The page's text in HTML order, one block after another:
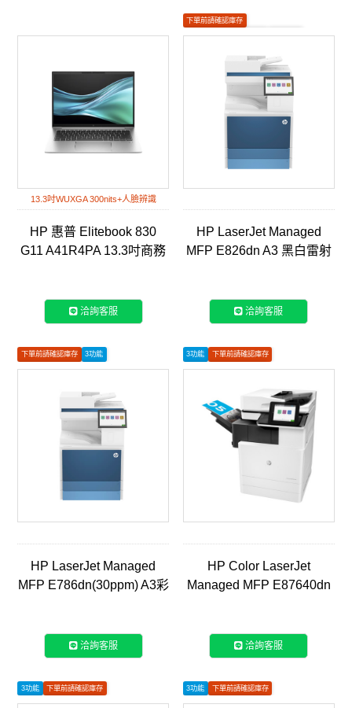
13.3吋WUXGA 300nits+人臉辨識
HP 惠普 Elitebook 830
G11 A41R4PA 13.3吋商務
洽詢客服
下單前請確認庫存
如有安裝需求請聯繫客服
雷射列印
HP LaserJet Managed
MFP E826dn A3 黑白雷射
洽詢客服
下單前請確認庫存
3功能
如有安裝需求請聯繫客服
HP LaserJet Managed
MFP E786dn(30ppm) A3彩
洽詢客服
3功能
下單前請確認庫存
如有安裝需求請聯繫客服
HP Color LaserJet
Managed MFP E87640dn
洽詢客服
3功能
下單前請確認庫存
如有安裝需求請聯繫客服
3功能
下單前請確認庫存
如有安裝需求請聯繫客服